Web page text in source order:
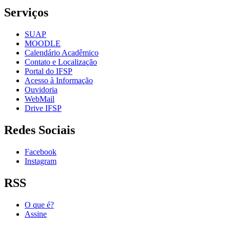
Serviços
SUAP
MOODLE
Calendário Acadêmico
Contato e Localização
Portal do IFSP
Acesso à Informação
Ouvidoria
WebMail
Drive IFSP
Redes Sociais
Facebook
Instagram
RSS
O que é?
Assine